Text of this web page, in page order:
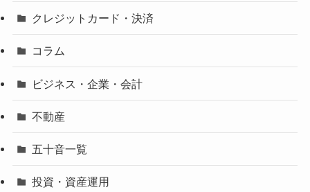
クレジットカード・決済
コラム
ビジネス・企業・会計
不動産
五十音一覧
投資・資産運用